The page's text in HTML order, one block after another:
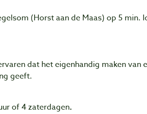
(Horst aan de Maas) op 5 min.
dat het eigenhandig maken van
geeft.
of 4 zaterdagen.